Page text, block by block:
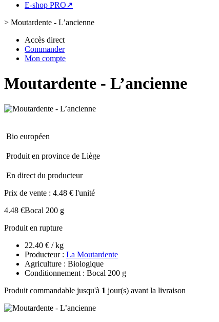
E-shop PRO↗
> Moutardente - L’ancienne
Accès direct
Commander
Mon compte
Moutardente - L’ancienne
Bio européen
Produit en province de Liège
En direct du producteur
Prix de vente : 4.48 € l'unité
4.48 €Bocal 200 g
Produit en rupture
22.40 € / kg
Producteur : La Moutardente
Agriculture : Biologique
Conditionnement : Bocal 200 g
Produit commandable jusqu'à 1 jour(s) avant la livraison